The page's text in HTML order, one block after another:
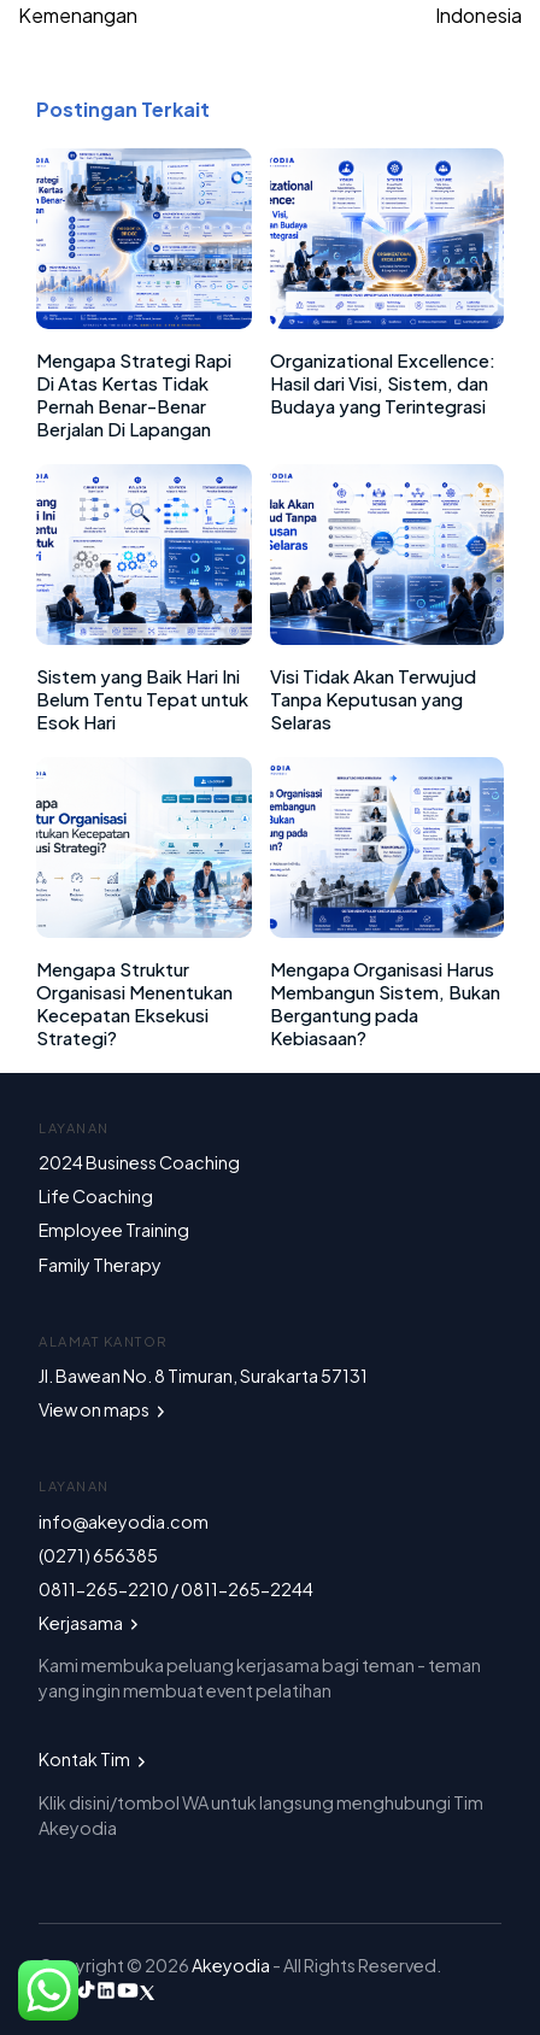
Kemenangan
Indonesia
Postingan Terkait
Mengapa Strategi Rapi
Di Atas Kertas Tidak
Pernah Benar-Benar
Berjalan Di Lapangan
Organizational Excellence:
Hasil dari Visi, Sistem, dan
Budaya yang Terintegrasi
Sistem yang Baik Hari Ini
Belum Tentu Tepat untuk
Esok Hari
Visi Tidak Akan Terwujud
Tanpa Keputusan yang
Selaras
Mengapa Struktur
Organisasi Menentukan
Kecepatan Eksekusi
Strategi?
Mengapa Organisasi Harus
Membangun Sistem, Bukan
Bergantung pada
Kebiasaan?
LAYANAN
2024 Business Coaching
Life Coaching
Employee Training
Family Therapy
ALAMAT KANTOR
Jl. Bawean No. 8 Timuran, Surakarta 57131
View on maps
LAYANAN
info@akeyodia.com
(0271) 656385
0811-265-2210 / 0811-265-2244
Kerjasama
Kami membuka peluang kerjasama bagi teman - teman
yang ingin membuat event pelatihan
Kontak Tim
Klik disini/tombol WA untuk langsung menghubungi Tim
Akeyodia
Copyright © 2026Akeyodia - All Rights Reserved.